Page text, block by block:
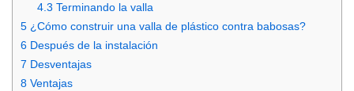
4.3 Terminando la valla
5 ¿Cómo construir una valla de plástico contra babosas?
6 Después de la instalación
7 Desventajas
8 Ventajas